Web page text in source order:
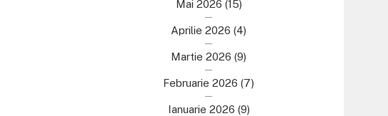
Mai 2026 (15)
Aprilie 2026 (4)
Martie 2026 (9)
Februarie 2026 (7)
Ianuarie 2026 (9)